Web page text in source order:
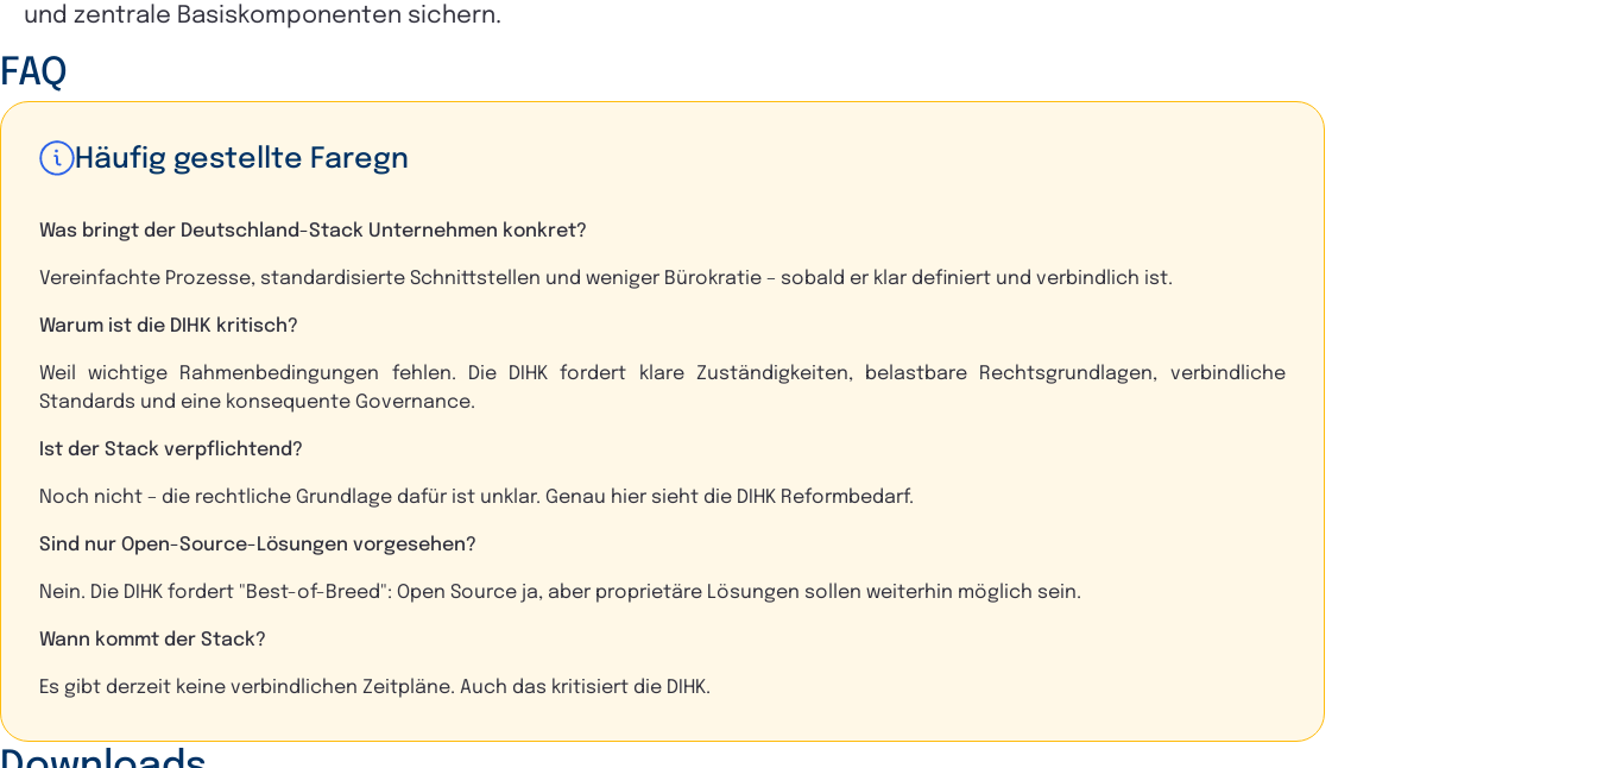
und zentrale Basiskomponenten sichern.
FAQ
Häufig gestellte Faregn
Was bringt der Deutschland-Stack Unternehmen konkret?
Vereinfachte Prozesse, standardisierte Schnittstellen und weniger Bürokratie – sobald er klar definiert und verbindlich ist.
Warum ist die DIHK kritisch?
Weil wichtige Rahmenbedingungen fehlen. Die DIHK fordert klare Zuständigkeiten, belastbare Rechtsgrundlagen, verbindliche
Standards und eine konsequente Governance.
Ist der Stack verpflichtend?
Noch nicht – die rechtliche Grundlage dafür ist unklar. Genau hier sieht die DIHK Reformbedarf.
Sind nur Open-Source-Lösungen vorgesehen?
Nein. Die DIHK fordert "Best-of-Breed": Open Source ja, aber proprietäre Lösungen sollen weiterhin möglich sein.
Wann kommt der Stack?
Es gibt derzeit keine verbindlichen Zeitpläne. Auch das kritisiert die DIHK.